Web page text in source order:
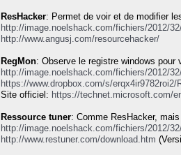
ResHacker: Permet de voir et de modifier
http://image.noelshack.com/fichiers/2012/
http://www.angusj.com/resourcehacker/
RegMon: Observe le registre windows
http://image.noelshack.com/fichiers/2012/
https://www.dropbox.com/s/erqx4ir9782roi2/
Site officiel: https://technet.microsoft.com/
Ressource tuner: Comme ResHacker,
http://image.noelshack.com/fichiers/2012/
http://www.restuner.com/download.htm